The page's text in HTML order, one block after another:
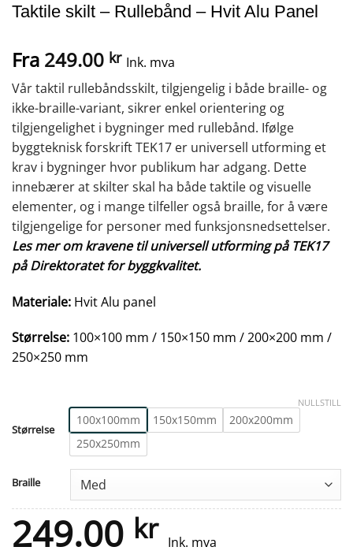
Taktile skilt – Rullebånd – Hvit Alu Panel
Fra 249.00 kr Ink. mva
Vår taktil rullebåndsskilt, tilgjengelig i både braille- og
ikke-braille-variant, sikrer enkel orientering og
tilgjengelighet i bygninger med rullebånd. Ifølge
byggteknisk forskrift TEK17 er universell utforming et
krav i bygninger hvor publikum har adgang. Dette
innebærer at skilter skal ha både taktile og visuelle
elementer, og i mange tilfeller også braille, for å være
tilgjengelige for personer med funksjonsnedsettelser.
Les mer om kravene til universell utforming på TEK17
på Direktoratet for byggkvalitet.
Materiale: Hvit Alu panel
Størrelse: 100×100 mm / 150×150 mm / 200×200 mm /
250×250 mm
StørreIse
100x100mm 150x150mm
200x200mm
250x250mm
Braille
NULLSTILL
249.00 kr Ink. mva